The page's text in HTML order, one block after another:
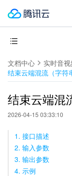
文档中心 实时音视
结束云端混流（字符
结束云端混
2026-04-15 03:33:10
1. 接口描述
2. 输入参数
3. 输出参数
4. 示例